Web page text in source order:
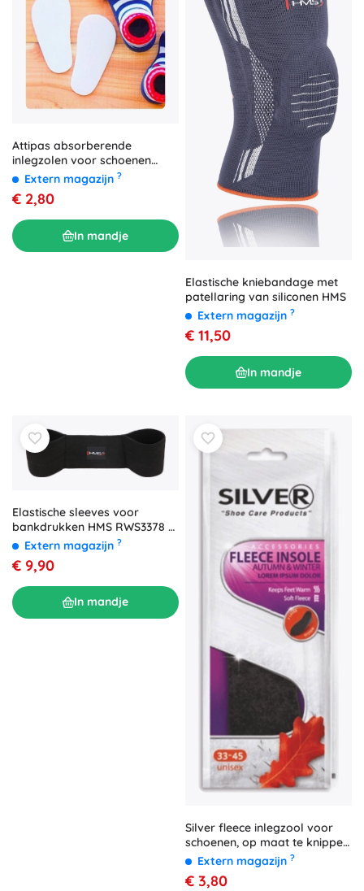
Attipas absorberende
inlegzolen voor schoenen
XXXL (25,5) 146–155 mm
Extern magazijn ?
€ 2,80
In mandje
Elastische kniebandage met
patellaring van siliconen HMS
Extern magazijn ?
€ 11,50
In mandje
Elastische sleeves voor
bankdrukken HMS RWS3378 –
maat L
Extern magazijn ?
€ 9,90
In mandje
Silver fleece inlegzool voor
schoenen, op maat te knippen
35–45Extern magazijn ?
€ 3,80